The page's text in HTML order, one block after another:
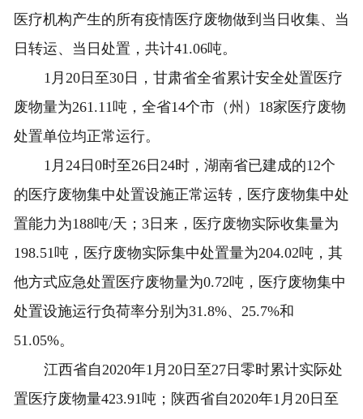
医疗机构产生的所有疫情医疗废物做到当日收集、当
日转运、当日处置，共计41.06吨。
1月20日至30日，甘肃省全省累计安全处置医疗
废物量为261.11吨，全省14个市（州）18家医疗废物
处置单位均正常运行。
1月24日0时至26日24时，湖南省已建成的12个
的医疗废物集中处置设施正常运转，医疗废物集中处
置能力为188吨/天；3日来，医疗废物实际收集量为
198.51吨，医疗废物实际集中处置量为204.02吨，其
他方式应急处置医疗废物量为0.72吨，医疗废物集中
处置设施运行负荷率分别为31.8%、25.7%和
51.05%。
江西省自2020年1月20日至27日零时累计实际处
置医疗废物量423.91吨；陕西省自2020年1月20日至